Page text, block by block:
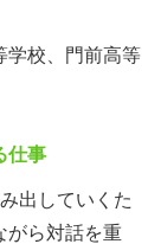
学校、門前高等
仕事
出していくた
がら対話を重